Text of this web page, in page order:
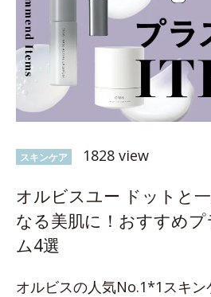
スキンケア 1828 view
オルビスユー ドットと
なる美肌に！おすすめ
ム4選
オルビスの人気No.1*1スキ